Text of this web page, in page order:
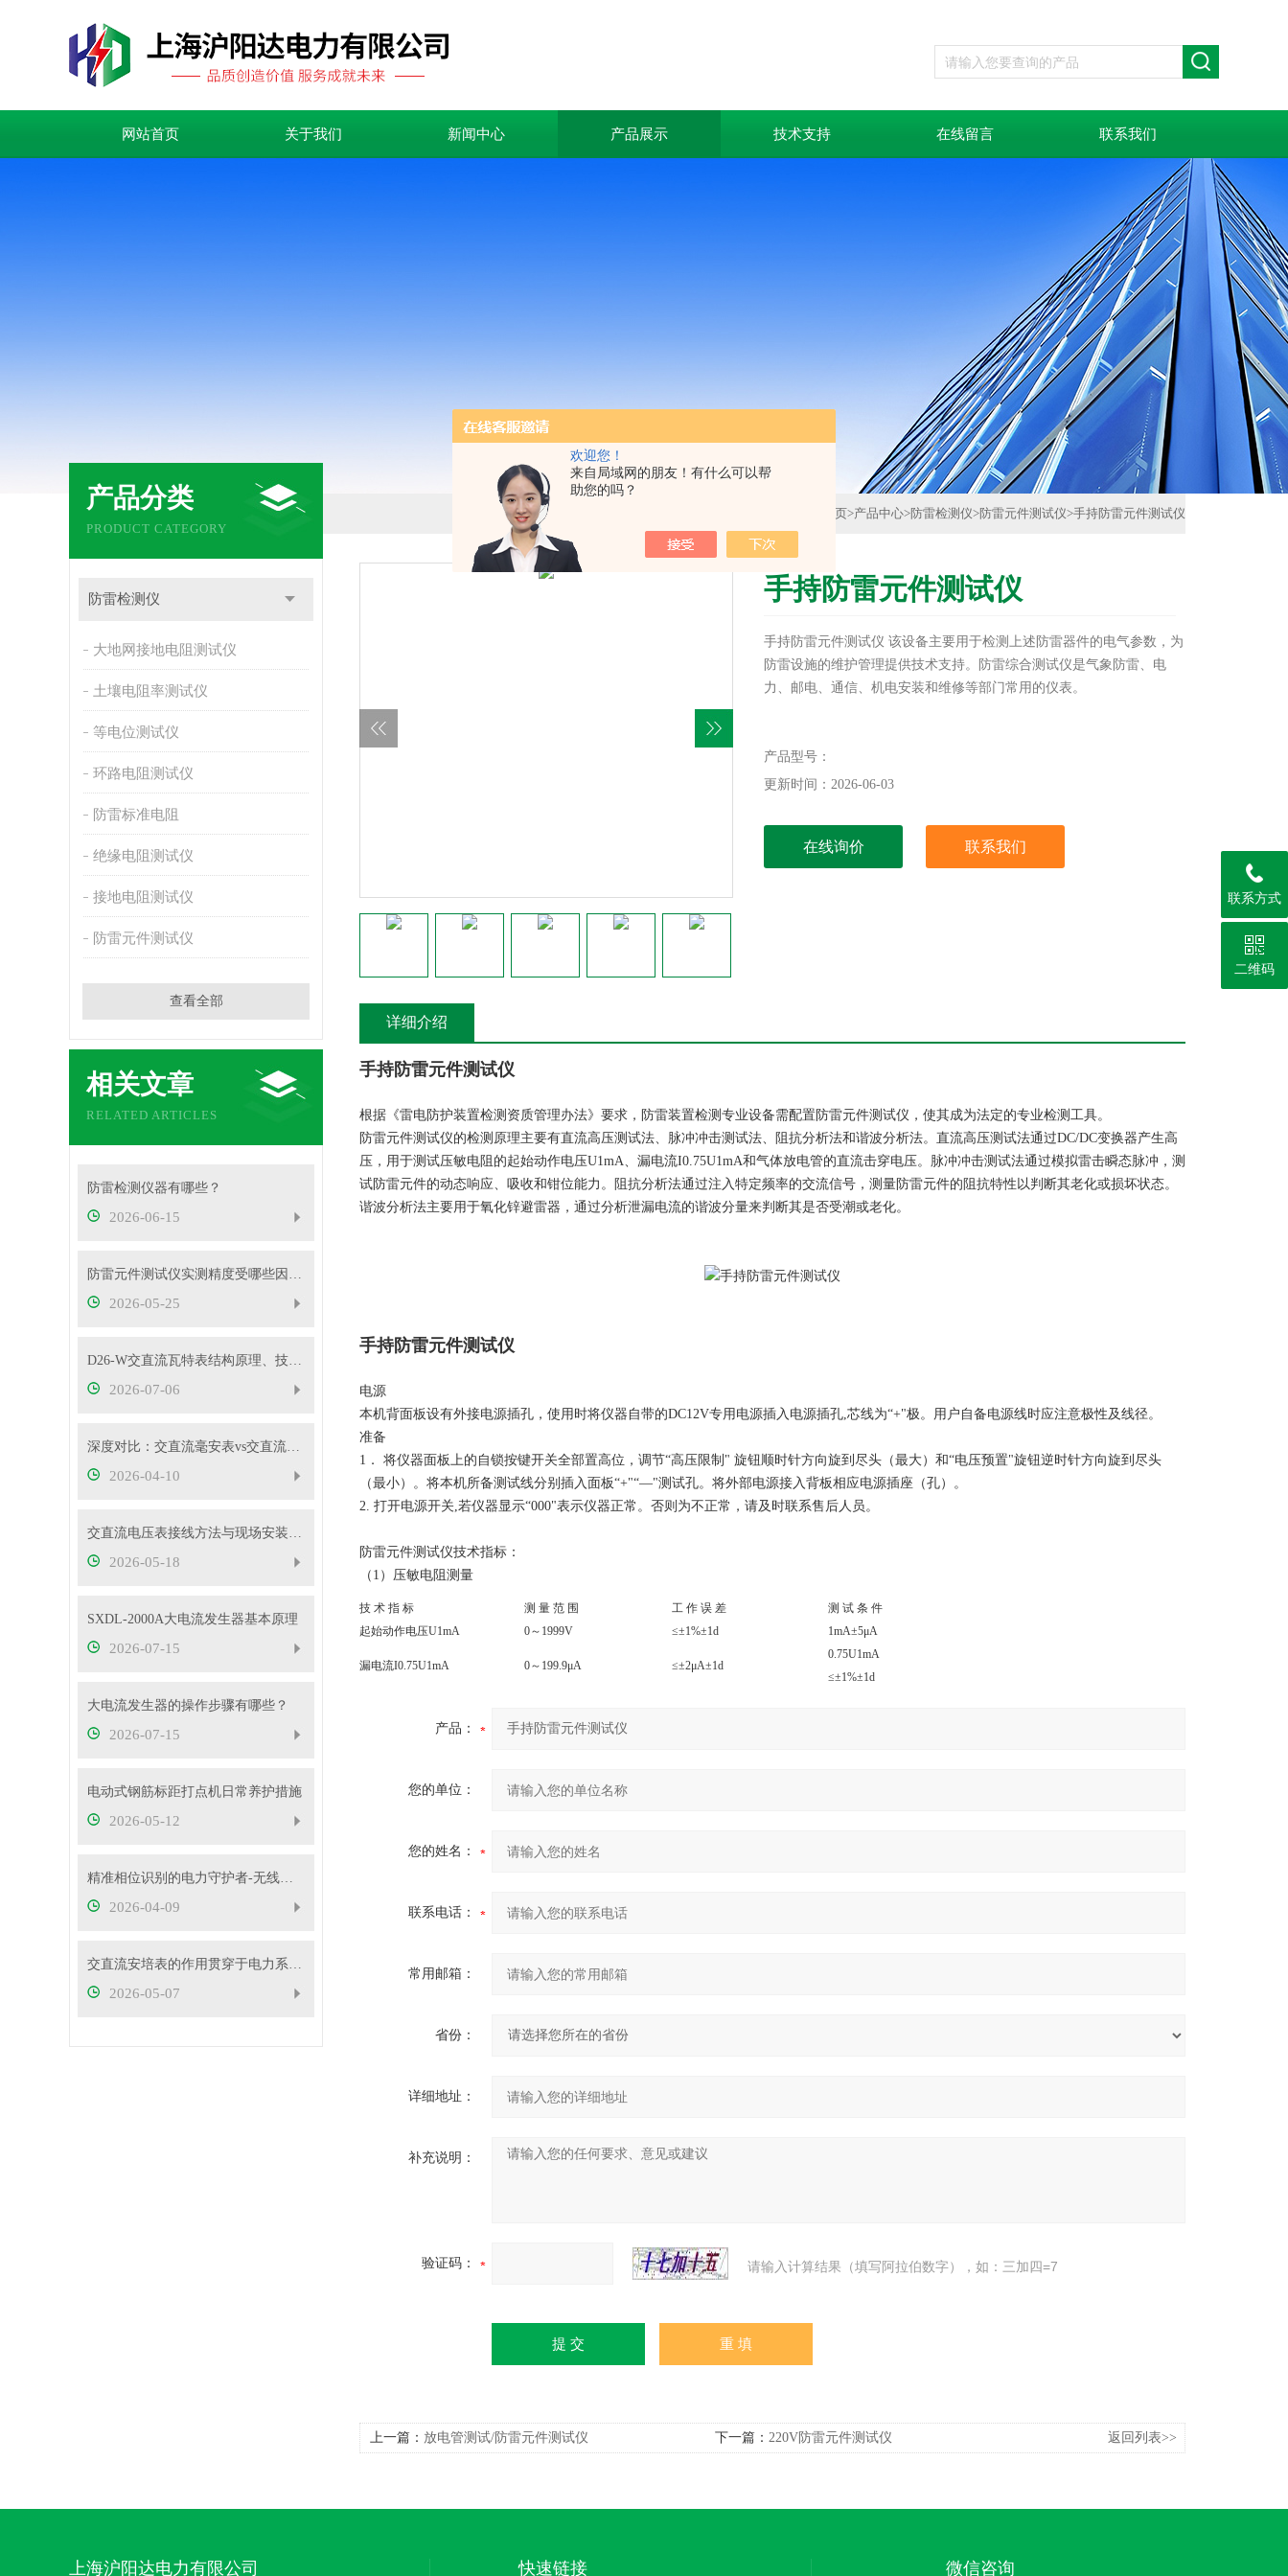
欢迎您！
来自局域网的朋友！有什么可以帮
助您的吗？
网站首页 关于我们 新闻中心 产品展示 技术支持 在线留言 联系我们
产品分类
PRODUCT CATEGORY
防雷检测仪
大地网接地电阻测试仪
土壤电阻率测试仪
等电位测试仪
环路电阻测试仪
防雷标准电阻
绝缘电阻测试仪
接地电阻测试仪
防雷元件测试仪
查看全部
相关文章
RELATED ARTICLES
防雷检测仪器有哪些？
2026-06-15
防雷元件测试仪实测精度受哪些因素影响？如何判断仪器好坏？
2026-05-25
D26-W交直流瓦特表结构原理、技术特性及工程应用解析
2026-07-06
深度对比：交直流毫安表vs交直流安培表vs交直流伏特表
2026-04-10
交直流电压表接线方法与现场安装实操教程
2026-05-18
SXDL-2000A大电流发生器基本原理
2026-07-15
大电流发生器的操作步骤有哪些？
2026-07-15
电动式钢筋标距打点机日常养护措施
2026-05-12
精准相位识别的电力守护者-无线高压核相仪
2026-04-09
交直流安培表的作用贯穿于电力系统的方方面面
2026-05-07
首页>产品中心>防雷检测仪>防雷元件测试仪>手持防雷元件测试仪
手持防雷元件测试仪
手持防雷元件测试仪 该设备主要用于检测上述防雷器件的电气参数，为
防雷设施的维护管理提供技术支持。防雷综合测试仪是气象防雷、电
力、邮电、通信、机电安装和维修等部门常用的仪表。
产品型号：
更新时间：2026-06-03
在线询价 联系我们
详细介绍
手持防雷元件测试仪
根据《雷电防护装置检测资质管理办法》要求，防雷装置检测专业设备需配置防雷元件测试仪，使其成为法定的专业检测工具。
防雷元件测试仪的检测原理主要有直流高压测试法、脉冲冲击测试法、阻抗分析法和谐波分析法。直流高压测试法通过DC/DC变换器产生高
压，用于测试压敏电阻的起始动作电压U1mA、漏电流I0.75U1mA和气体放电管的直流击穿电压。脉冲冲击测试法通过模拟雷击瞬态脉冲，测
试防雷元件的动态响应、吸收和钳位能力。阻抗分析法通过注入特定频率的交流信号，测量防雷元件的阻抗特性以判断其老化或损坏状态。
谐波分析法主要用于氧化锌避雷器，通过分析泄漏电流的谐波分量来判断其是否受潮或老化。
手持防雷元件测试仪
电源
本机背面板设有外接电源插孔，使用时将仪器自带的DC12V专用电源插入电源插孔,芯线为“+"极。用户自备电源线时应注意极性及线径。
准备
1． 将仪器面板上的自锁按键开关全部置高位，调节“高压限制" 旋钮顺时针方向旋到尽头（最大）和“电压预置"旋钮逆时针方向旋到尽头
（最小）。将本机所备测试线分别插入面板“+"“—"测试孔。将外部电源接入背板相应电源插座（孔）。
2. 打开电源开关,若仪器显示“000"表示仪器正常。否则为不正常，请及时联系售后人员。
防雷元件测试仪技术指标：
（1）压敏电阻测量
技 术 指 标 测 量 范 围 工 作 误 差
测 试 条 件
起始动作电压U1mA
0～1999V ≤±1%±1d 1mA±5μA
漏电流I0.75U1mA 0～199.9μA ≤±2μA±1d
0.75U1mA
≤±1%±1d
产品：
您的单位：
您的姓名：
联系电话：
常用邮箱：
省份：
详细地址：
补充说明：
验证码： 请输入计算结果（填写阿拉伯数字），如：三加四=7
上一篇： 放电管测试/防雷元件测试仪 下一篇： 220V防雷元件测试仪 返回列表>>
上海沪阳达电力有限公司 快速链接 微信咨询
联系方式
二维码